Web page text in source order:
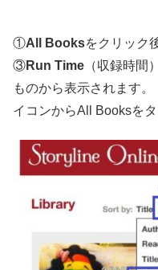
①All Booksをクリック
③Run Time （収録時間
ものから表示されます
イコンからAll Booksをタ